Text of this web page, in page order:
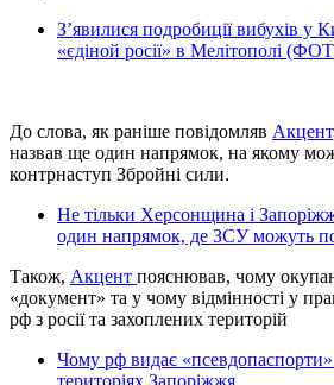
З’явилися подробиції вибухів у
«єдіной росії» в Мелітополі
До слова, як раніше повідомляв Акцент
назвав ще один напрямок, на якому
контрнаступ Збройні сили.
Не тільки Херсонщина і
один напрямок, де ЗСУ можуть
Також, Акцент пояснював, чому
«документ» та у чому відмінності у
рф з росії та захоплених територій
Чому рф видає
територіях Запоріжжя